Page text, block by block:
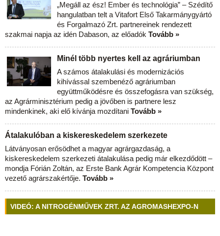
„Megáll az ész! Ember és technológia” – Szédítő
hangulatban telt a Vitafort Első Takarmánygyártó
és Forgalmazó Zrt. partnereinek rendezett
szakmai napja az idén Dabason, az előadók Tovább »
Minél több nyertes kell az agráriumban
A számos átalakulási és modernizációs
kihívással szembenéző agráriumban
együttműködésre és összefogásra van szükség,
az Agrárminisztérium pedig a jövőben is partnere lesz
mindenkinek, aki elő kívánja mozdítani Tovább »
Átalakulóban a kiskereskedelem szerkezete
Látványosan erősödhet a magyar agrárgazdaság, a
kiskereskedelem szerkezeti átalakulása pedig már elkezdődött –
mondja Fórián Zoltán, az Erste Bank Agrár Kompetencia Központ
vezető agrárszakértője. Tovább »
VIDEÓ: A NITROGÉNMŰVEK ZRT. AZ AGROMASHEXPO-N